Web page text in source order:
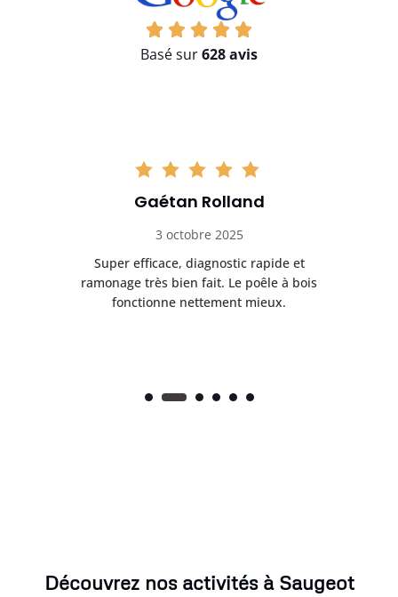
Basé sur628 avis
Gaétan Rolland
3 octobre 2025
Super efficace, diagnostic rapide et
ramonage très bien fait. Le poêle à bois
fonctionne nettement mieux.
Découvrez nos activités à Saugeot